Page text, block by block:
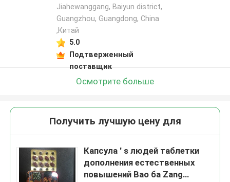
Jiahewanggang, Baiyun district,
Guangzhou, Guangdong, China
,Китай
5.0
Подтверженный
поставщик
Осмотрите больше
Получить лучшую цену для
Капсула ′ s людей таблетки
дополнения естественных
повышений Bao ба Zang